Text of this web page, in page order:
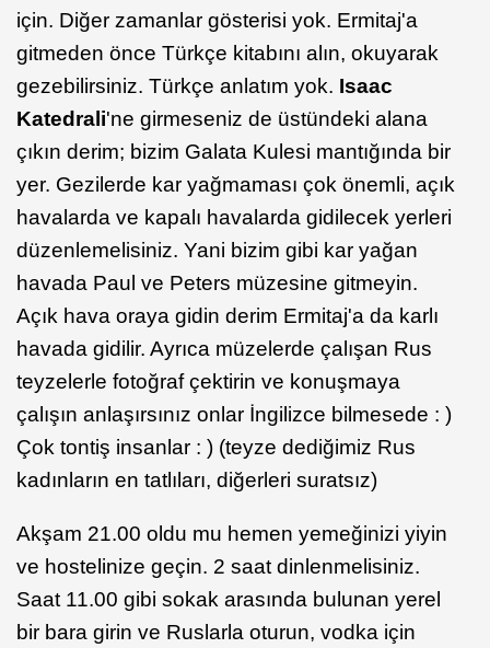
için. Diğer zamanlar gösterisi yok. Ermitaj'a
gitmeden önce Türkçe kitabını alın, okuyarak
gezebilirsiniz. Türkçe anlatım yok. Isaac
Katedrali'ne girmeseniz de üstündeki alana
çıkın derim; bizim Galata Kulesi mantığında bir
yer. Gezilerde kar yağmaması çok önemli, açık
havalarda ve kapalı havalarda gidilecek yerleri
düzenlemelisiniz. Yani bizim gibi kar yağan
havada Paul ve Peters müzesine gitmeyin.
Açık hava oraya gidin derim Ermitaj'a da karlı
havada gidilir. Ayrıca müzelerde çalışan Rus
teyzelerle fotoğraf çektirin ve konuşmaya
çalışın anlaşırsınız onlar İngilizce bilmesede : )
Çok tontiş insanlar : ) (teyze dediğimiz Rus
kadınların en tatlıları, diğerleri suratsız)
Akşam 21.00 oldu mu hemen yemeğinizi yiyin
ve hostelinize geçin. 2 saat dinlenmelisiniz.
Saat 11.00 gibi sokak arasında bulunan yerel
bir bara girin ve Ruslarla oturun, vodka için